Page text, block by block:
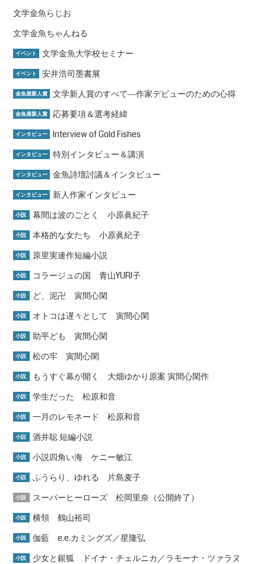
文学金魚らじお
文学金魚ちゃんねる
イベント 文学金魚大学校セミナー
イベント 安井浩司墨書展
金魚屋新人賞 文学新人賞のすべて―作家デビューのための心得
金魚屋新人賞 応募要項＆選考経緯
インタビュー Interview of Gold Fishes
インタビュー 特別インタビュー＆講演
インタビュー 金魚詩壇討議＆インタビュー
インタビュー 新人作家インタビュー
小説 幕間は波のごとく 小原眞紀子
小説 本格的な女たち 小原眞紀子
小説 原里実連作短編小説
小説 コラージュの国 青山YURI子
小説 ど、泥卍 寅間心閑
小説 オトコは遅々として 寅間心閑
小説 助平ども 寅間心閑
小説 松の牢 寅間心閑
小説 もうすぐ幕が開く 大畑ゆかり原案 寅間心閑作
小説 学生だった 松原和音
小説 一月のレモネード 松原和音
小説 酒井聡 短編小説
小説 小説四角い海 ケニー敏江
小説 ふうらり、ゆれる 片島麦子
小説 スーパーヒーローズ 松岡里奈（公開終了）
小説 横領 鶴山裕司
小説 伽藍 e.e.カミングズ／星隆弘
小説 少女と銀狐 ドイナ・チェルニカ／ラモーナ・ツァラヌ